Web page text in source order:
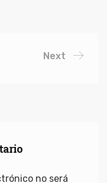
Next
no será